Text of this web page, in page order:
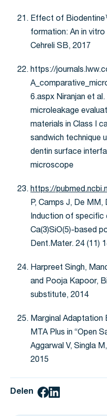
Effect of
formation: An in
Cehreli SB, 2017
https://
6.aspx Niranjan et
microleakage
materials in Class I
sandwich technique
dentin surface
microscope
https://
P, Camps J, De MM,
Induction of specific
Ca(3)SiO(5)-based
Dent.Mater. 24 (11)
Harpreet Singh,
and Pooja Kapoor,
substitute, 2014
Marginal
MTA Plus in “Open
Aggarwal V, Singla
2015
Delen